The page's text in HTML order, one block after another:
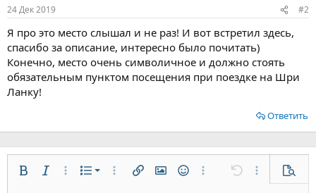
24 Дек 2019 #2
Я про это место слышал и не раз! И вот встретил здесь,
спасибо за описание, интересно было почитать)
Конечно, место очень символичное и должно стоять
обязательным пунктом посещения при поездке на Шри
Ланку!
Ответить
ЖирныйКурсивДополнительно...
СписокНумерованный список
Дополнительно...
Вставить ссылку
Вставить изображение
СмайлыДополнительно...
Отменить